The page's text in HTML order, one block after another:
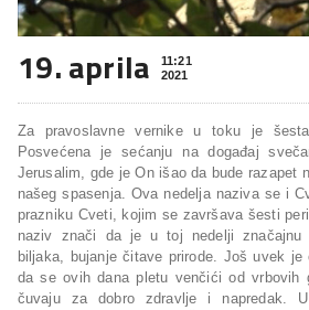
19. aprila
11:21
2021
Za pravoslavne vernike u toku je
Posvećena je sećanju na događaj
Jerusalim, gde je On išao da bude razapet
našeg spasenja. Ova nedelja naziva se i
prazniku Cveti, kojim se završava šesti
naziv znači da je u toj nedelji značajnu
biljaka, bujanje čitave prirode. Još uvek
da se ovih dana pletu venčići od
čuvaju za dobro zdravlje i napredak.